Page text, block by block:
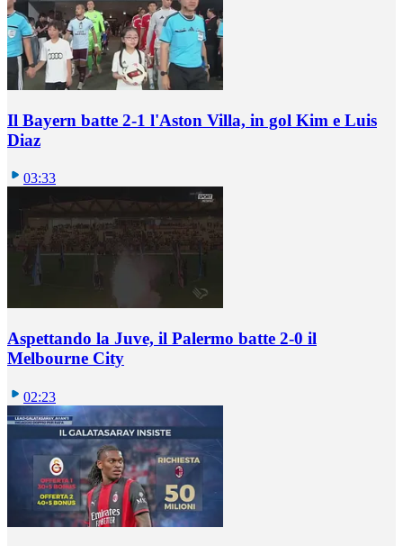
Il Bayern batte 2-1 l'Aston Villa, in gol Kim e Luis
Diaz
03:33
Aspettando la Juve, il Palermo batte 2-0 il
Melbourne City
02:23